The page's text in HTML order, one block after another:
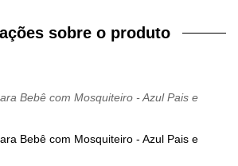
sobre o produto
Bebê com Mosquiteiro - Azul Pais e
Bebê com Mosquiteiro - Azul Pais e